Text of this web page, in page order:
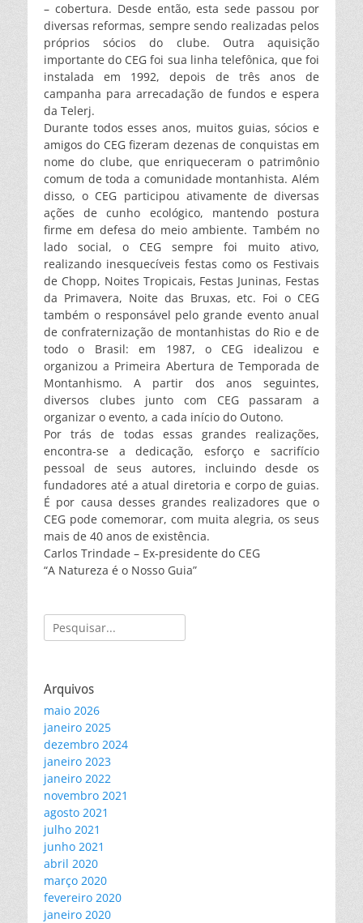
– cobertura. Desde então, esta sede passou por
diversas reformas, sempre sendo realizadas pelos
próprios sócios do clube. Outra aquisição
importante do CEG foi sua linha telefônica, que foi
instalada em 1992, depois de três anos de
campanha para arrecadação de fundos e espera
da Telerj.
Durante todos esses anos, muitos guias, sócios e
amigos do CEG fizeram dezenas de conquistas em
nome do clube, que enriqueceram o patrimônio
comum de toda a comunidade montanhista. Além
disso, o CEG participou ativamente de diversas
ações de cunho ecológico, mantendo postura
firme em defesa do meio ambiente. Também no
lado social, o CEG sempre foi muito ativo,
realizando inesquecíveis festas como os Festivais
de Chopp, Noites Tropicais, Festas Juninas, Festas
da Primavera, Noite das Bruxas, etc. Foi o CEG
também o responsável pelo grande evento anual
de confraternização de montanhistas do Rio e de
todo o Brasil: em 1987, o CEG idealizou e
organizou a Primeira Abertura de Temporada de
Montanhismo. A partir dos anos seguintes,
diversos clubes junto com CEG passaram a
organizar o evento, a cada início do Outono.
Por trás de todas essas grandes realizações,
encontra-se a dedicação, esforço e sacrifício
pessoal de seus autores, incluindo desde os
fundadores até a atual diretoria e corpo de guias.
É por causa desses grandes realizadores que o
CEG pode comemorar, com muita alegria, os seus
mais de 40 anos de existência.
Carlos Trindade – Ex-presidente do CEG
“A Natureza é o Nosso Guia”
Pesquisar
por:
Arquivos
maio 2026
janeiro 2025
dezembro 2024
janeiro 2023
janeiro 2022
novembro 2021
agosto 2021
julho 2021
junho 2021
abril 2020
março 2020
fevereiro 2020
janeiro 2020